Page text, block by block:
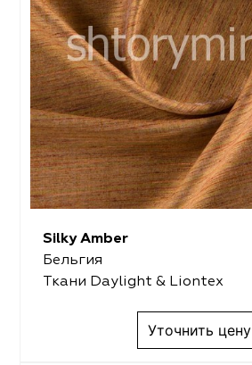
Silky Amber
Бельгия
Ткани Daylight & Liontex
Уточнить цену